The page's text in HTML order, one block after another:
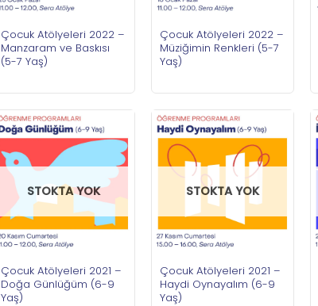
Çocuk Atölyeleri 2022 –
Manzaram ve Baskısı
(5-7 Yaş)
Çocuk Atölyeleri 2022 –
Müziğimin Renkleri (5-7
Yaş)
STOKTA YOK
Çocuk Atölyeleri 2021 –
Doğa Günlüğüm (6-9
Yaş)
STOKTA YOK
Çocuk Atölyeleri 2021 –
Haydi Oynayalım (6-9
Yaş)